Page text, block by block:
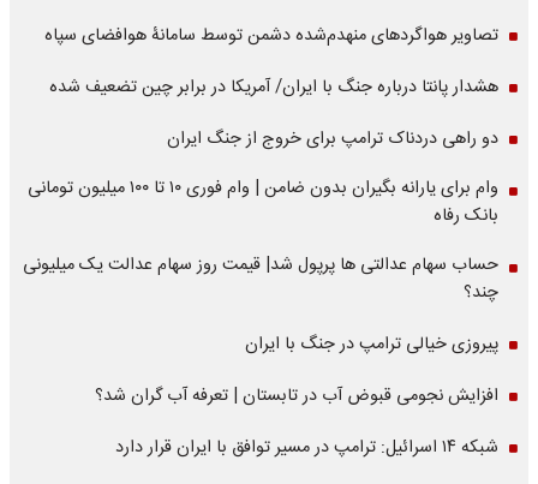
تصاویر هواگردهای منهدم‌شده دشمن توسط سامانۀ هوافضای سپاه
هشدار پانتا درباره جنگ با ایران/ آمریکا در برابر چین تضعیف شده
دو راهی دردناک ترامپ برای خروج از جنگ ایران
وام برای یارانه بگیران بدون ضامن | وام فوری ۱۰ تا ۱۰۰ میلیون تومانی
بانک رفاه
حساب سهام عدالتی ها پرپول شد| قیمت روز سهام عدالت یک میلیونی
چند؟
پیروزی خیالی ترامپ در جنگ با ایران
افزایش نجومی قبوض آب در تابستان | تعرفه آب گران شد؟
شبکه ۱۴ اسرائیل: ترامپ در مسیر توافق با ایران قرار دارد